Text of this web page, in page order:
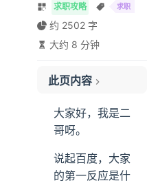
求职攻略 求职
约 2502 字
大约 8 分钟
此页内容
ending
大家好，我是二
哥呀。
说起百度，大家
的第一反应是什